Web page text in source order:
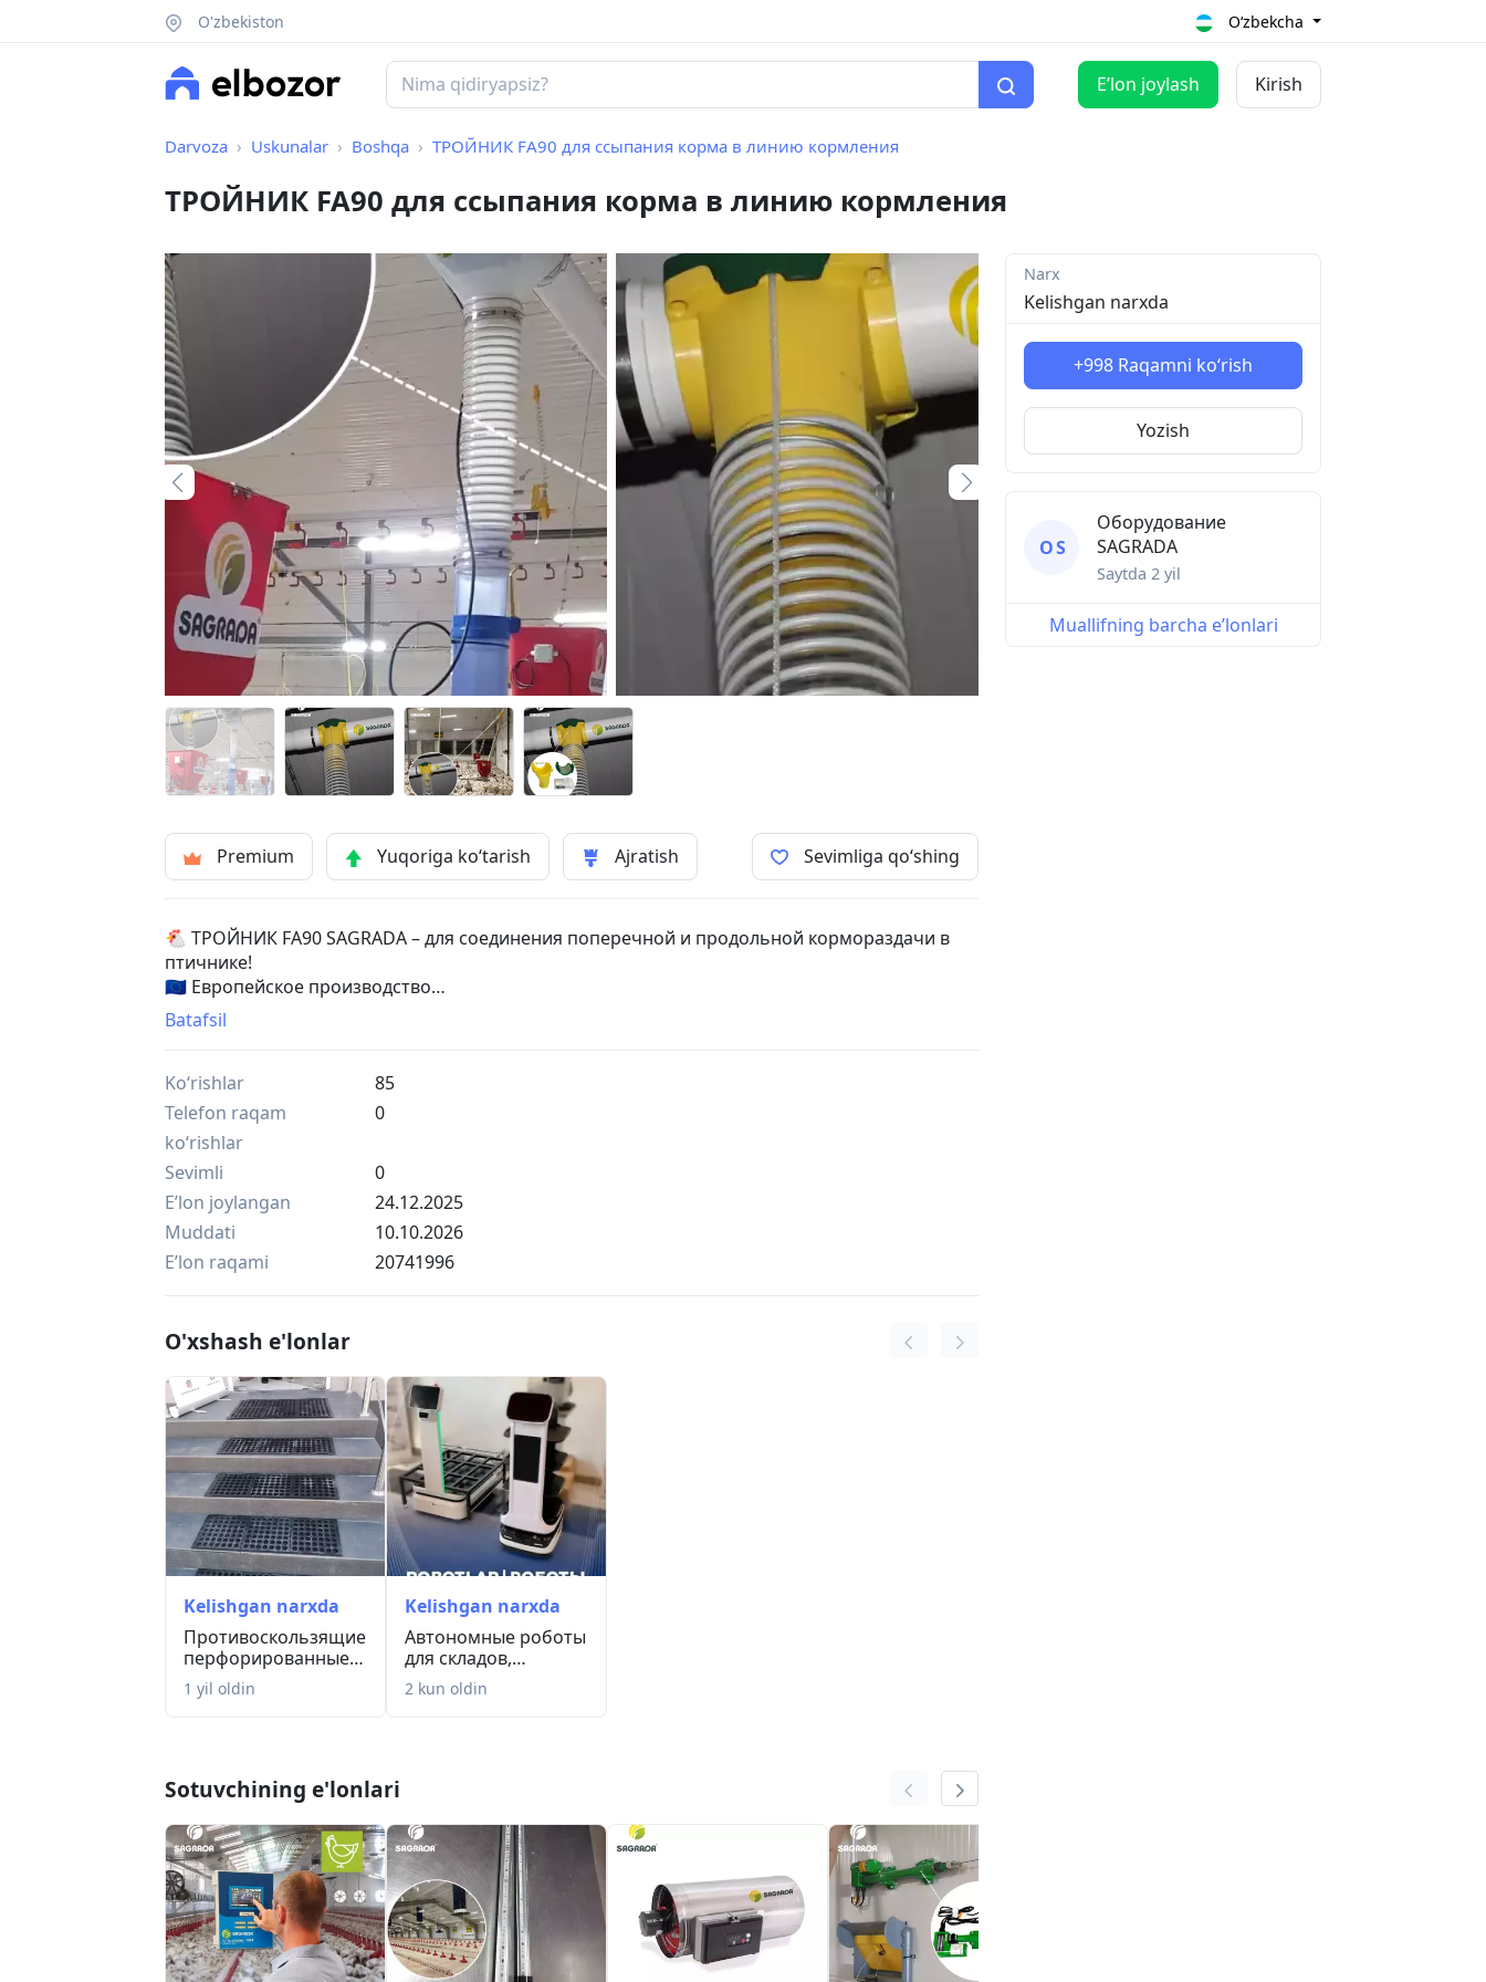
O'zbekiston O‘zbekcha
Eʼlon joylash Kirish
Darvoza Uskunalar Boshqa ТРОЙНИК FA90 для ссыпания корма в линию кормления
ТРОЙНИК FA90 для ссыпания корма в линию кормления
Premium Yuqoriga ko‘tarish Ajratish Sevimliga qo‘shing
🐔 ТРОЙНИК FA90 SAGRADA – для соединения поперечной и продольной кормораздачи в
птичнике!
🇪🇺 Европейское производство
В наличии на складе SAGRADA.
ulash uchun!
🇪🇺 Yevropa ishlab chiqarishi
SAGRADA omborida mavjud.
Batafsil
Ko‘rishlar
85
Telefon raqam
ko‘rishlar
0
Sevimli
0
Eʼlon joylangan
24.12.2025
Muddati
10.10.2026
Eʼlon raqami
20741996
O'xshash e'lonlar
Kelishgan narxda
Противоскользящие
перфорированные
резиновые коврик...
1 yil oldin
Kelishgan narxda
Автономные роботы
для складов,
производств,
рестор...
2 kun oldin
Sotuvchining e'lonlari
Narx
Kelishgan narxda
+998 Raqamni ko‘rish
Yozish
О S
Оборудование
SAGRADA
Saytda 2 yil
Muallifning barcha eʼlonlari